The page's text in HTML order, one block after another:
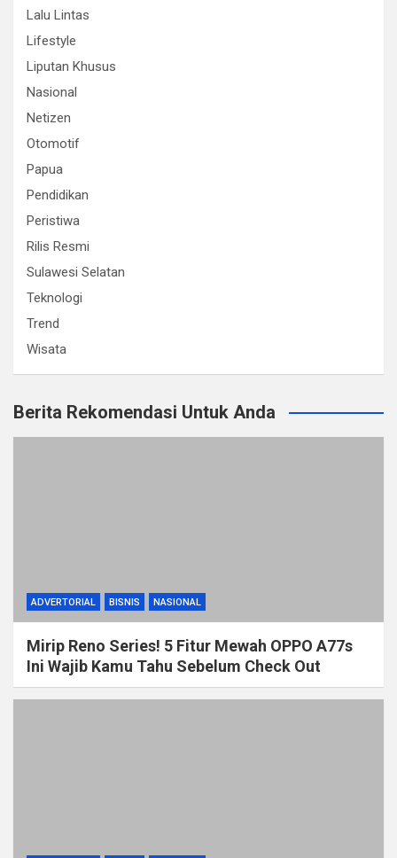
Lalu Lintas
Lifestyle
Liputan Khusus
Nasional
Netizen
Otomotif
Papua
Pendidikan
Peristiwa
Rilis Resmi
Sulawesi Selatan
Teknologi
Trend
Wisata
Berita Rekomendasi Untuk Anda
ADVERTORIAL BISNIS NASIONAL
Mirip Reno Series! 5 Fitur Mewah OPPO A77s
Ini Wajib Kamu Tahu Sebelum Check Out